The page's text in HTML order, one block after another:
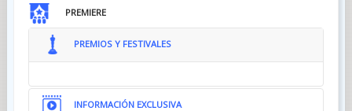
PREMIERE
PREMIOS Y FESTIVALES
INFORMACIÓN EXCLUSIVA